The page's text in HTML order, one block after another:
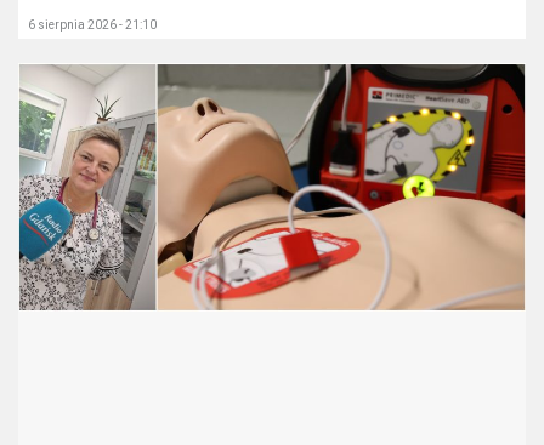
6 sierpnia 2026 - 21:10